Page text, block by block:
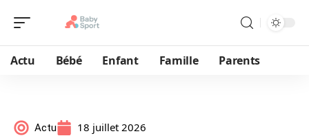
Actu Bébé Enfant Famille Parents
Actu 18 juillet 2026